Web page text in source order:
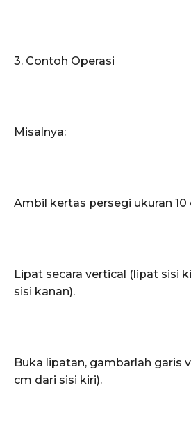
3. Contoh Operasi
Misalnya:
Ambil kertas persegi ukuran 10
Lipat secara vertical (lipat sisi
sisi kanan).
Buka lipatan, gambarlah garis
cm dari sisi kiri).